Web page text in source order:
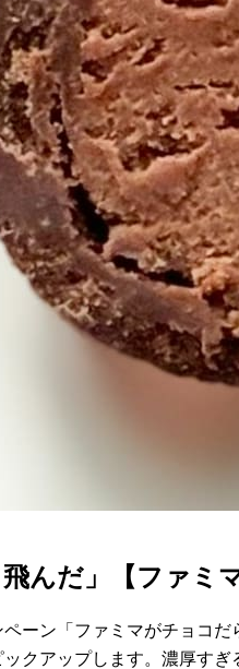
んだ」【ファミ
ーン「ファミマがチョコ
クアップします。濃厚す